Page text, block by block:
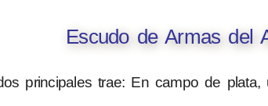
Escudo de Armas del
principales trae: En campo de